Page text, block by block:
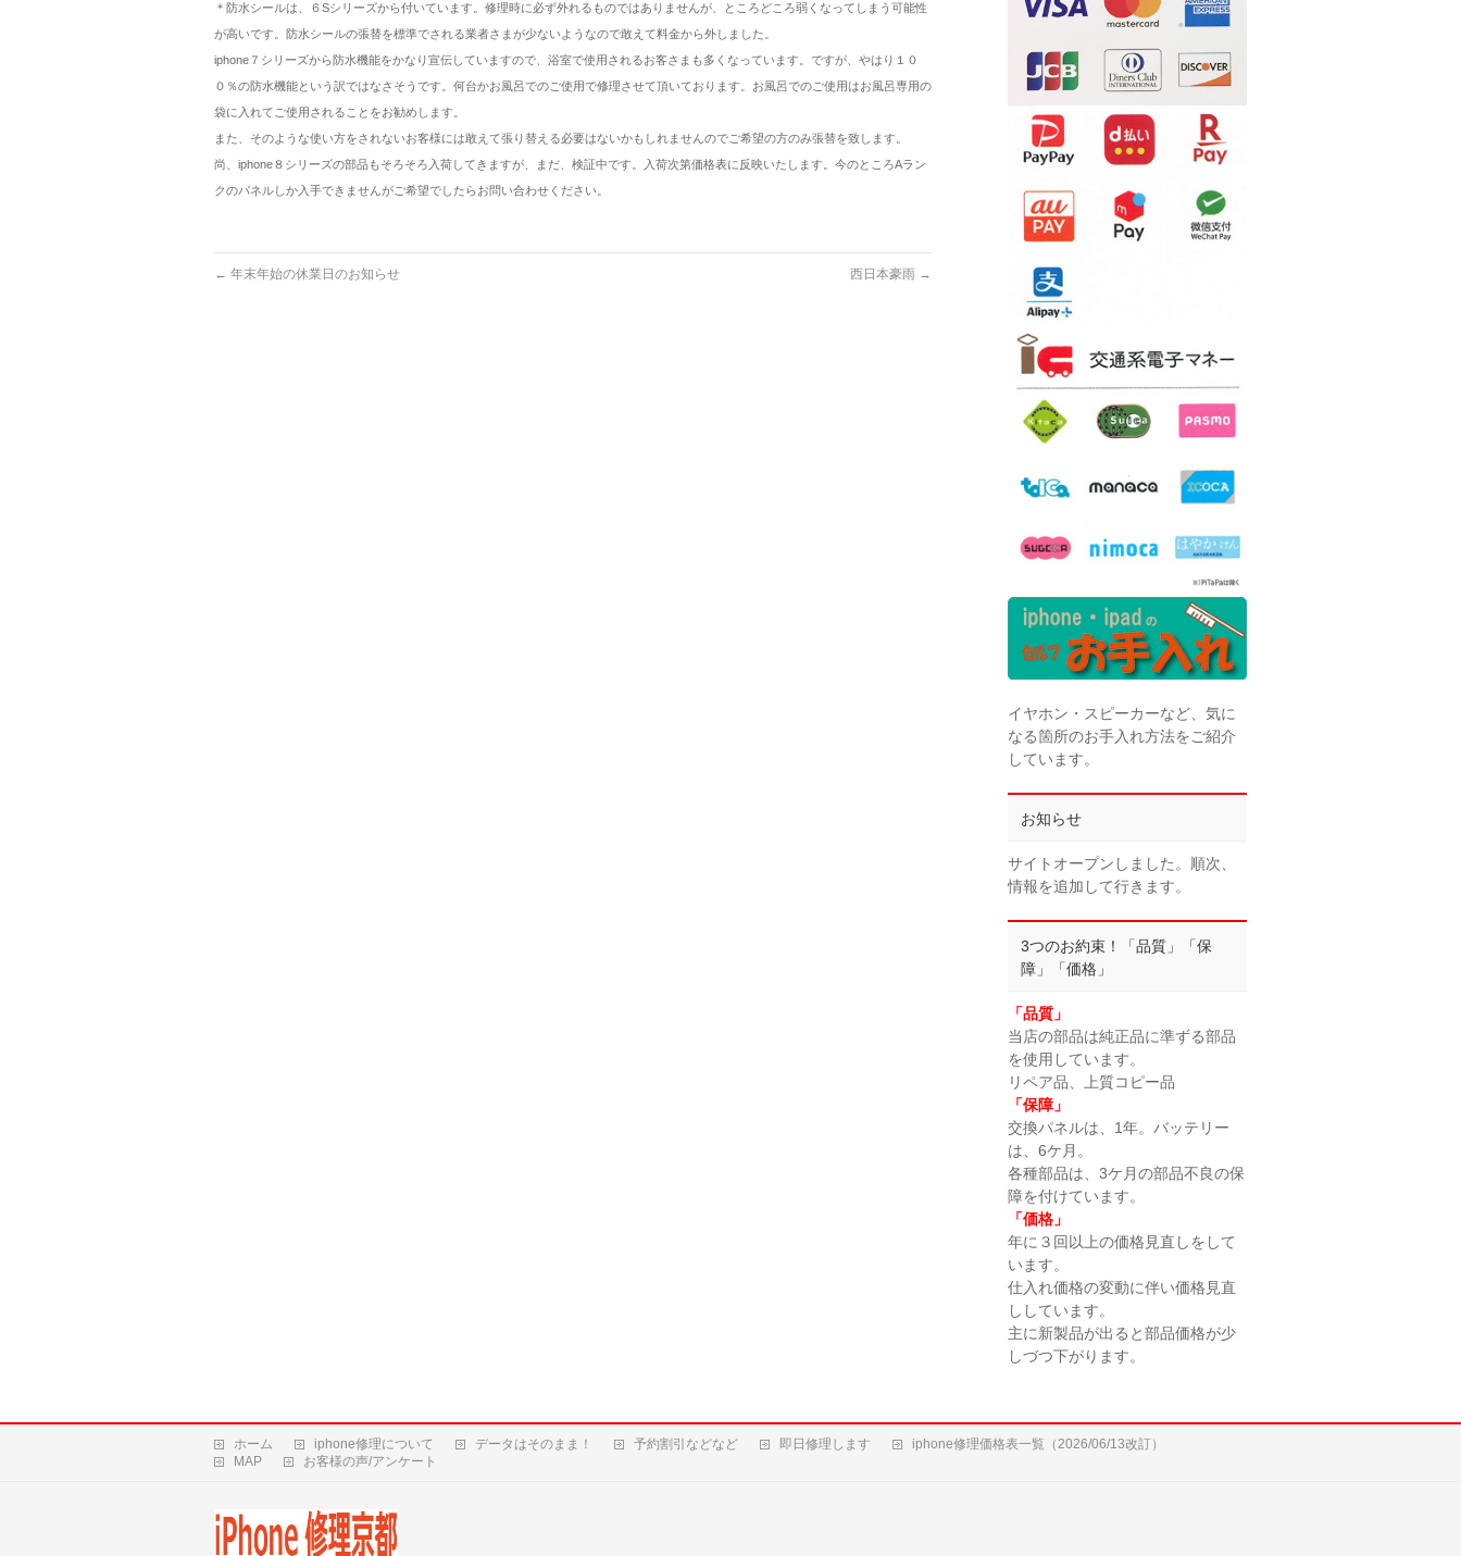
＊防水シールは、６Sシリーズから付いています。修理時に必ず外れるものではありませんが、ところどころ弱くなってしまう可能性
が高いです。防水シールの張替を標準でされる業者さまが少ないようなので敢えて料金から外しました。
iphone７シリーズから防水機能をかなり宣伝していますので、浴室で使用されるお客さまも多くなっています。ですが、やはり１０
０％の防水機能という訳ではなさそうです。何台かお風呂でのご使用で修理させて頂いております。お風呂でのご使用はお風呂専用の
袋に入れてご使用されることをお勧めします。
また、そのような使い方をされないお客様には敢えて張り替える必要はないかもしれませんのでご希望の方のみ張替を致します。
尚、iphone８シリーズの部品もそろそろ入荷してきますが、まだ、検証中です。入荷次第価格表に反映いたします。今のところAラン
クのパネルしか入手できませんがご希望でしたらお問い合わせください。
← 年末年始の休業日のお知らせ 西日本豪雨 →
イヤホン・スピーカーなど、気に
なる箇所のお手入れ方法をご紹介
しています。
お知らせ
サイトオープンしました。順次、
情報を追加して行きます。
3つのお約束！「品質」「保
障」「価格」
「品質」
当店の部品は純正品に準ずる部品
を使用しています。
リペア品、上質コピー品
「保障」
交換パネルは、1年。バッテリー
は、6ケ月。
各種部品は、3ケ月の部品不良の保
障を付けています。
「価格」
年に３回以上の価格見直しをして
います。
仕入れ価格の変動に伴い価格見直
ししています。
主に新製品が出ると部品価格が少
しづつ下がります。
ホーム iphone修理について データはそのまま！ 予約割引などなど 即日修理します
iphone修理価格表一覧（2026/06/13改訂）
MAP
お客様の声/アンケート